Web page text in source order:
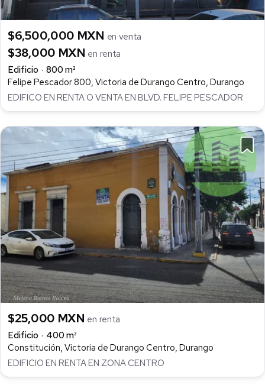
$6,500,000 MXN en venta
$38,000 MXN en renta
Edificio
800 m²
Felipe Pescador 800, Victoria de Durango Centro, Durango
EDIFICO EN RENTA O VENTA EN BLVD. FELIPE PESCADOR
$25,000 MXN en renta
Edificio
400 m²
Constitución, Victoria de Durango Centro, Durango
EDIFICIO EN RENTA EN ZONA CENTRO